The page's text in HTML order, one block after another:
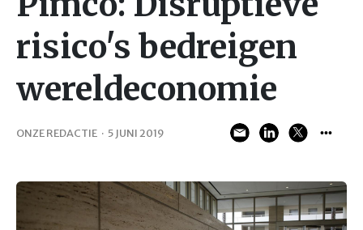
risico's bedreigen
wereldeconomie
ONZE REDACTIE · 5 JUNI 2019